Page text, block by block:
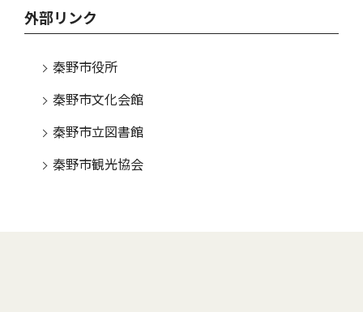
外部リンク
秦野市役所
秦野市文化会館
秦野市立図書館
秦野市観光協会